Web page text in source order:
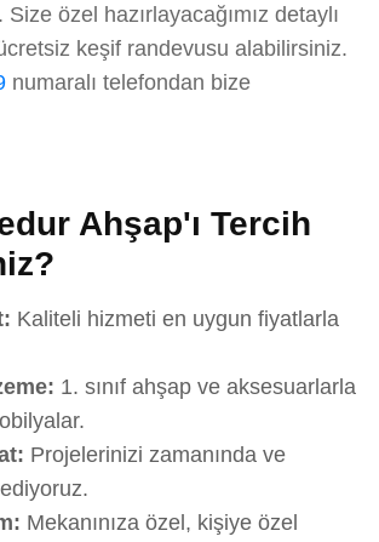
özel hazırlayacağımız detaylı
keşif randevusu alabilirsiniz.
numaralı telefondan bize
Ahşap'ı Tercih
Kaliteli hizmeti en uygun fiyatlarla
1. sınıf ahşap ve aksesuarlarla
Projelerinizi zamanında ve
Mekanınıza özel, kişiye özel